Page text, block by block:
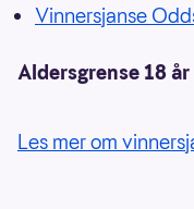
Vinnersjanse
Aldersgrense 18 år
Les mer om